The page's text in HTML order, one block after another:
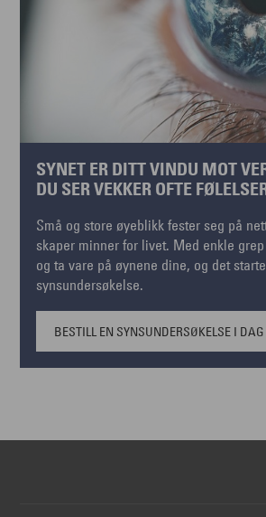
SYNET ER DITT VINDU MOT
DU SER VEKKER OFTE
Små og store øyeblikk fester seg på
skaper minner for livet. Med enkle
og ta vare på øynene dine, og det
synsundersøkelse.
BESTILL EN SYNSUNDERSØKELSE I DAG